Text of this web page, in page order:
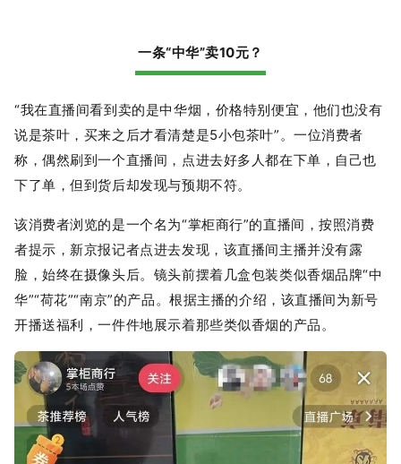
一条“中华”卖10元？
“我在直播间看到卖的是中华烟，价格特别便宜，他们也没有
说是茶叶，买来之后才看清楚是5小包茶叶”。一位消费者
称，偶然刷到一个直播间，点进去好多人都在下单，自己也
下了单，但到货后却发现与预期不符。
该消费者浏览的是一个名为“掌柜商行”的直播间，按照消费
者提示，新京报记者点进去发现，该直播间主播并没有露
脸，始终在摄像头后。镜头前摆着几盒包装类似香烟品牌“中
华”“荷花”“南京”的产品。根据主播的介绍，该直播间为新号
开播送福利，一件件地展示着那些类似香烟的产品。